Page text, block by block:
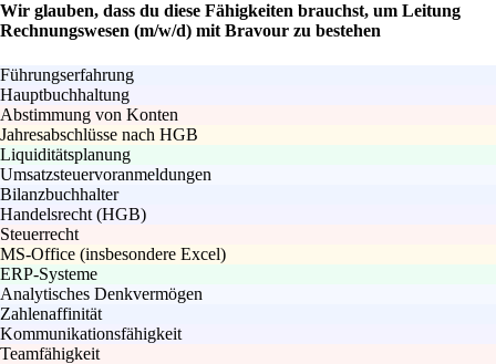
Wir glauben, dass du diese Fähigkeiten brauchst, um Leitung
Rechnungswesen (m/w/d) mit Bravour zu bestehen
Führungserfahrung
Hauptbuchhaltung
Abstimmung von Konten
Jahresabschlüsse nach HGB
Liquiditätsplanung
Umsatzsteuervoranmeldungen
Bilanzbuchhalter
Handelsrecht (HGB)
Steuerrecht
MS-Office (insbesondere Excel)
ERP-Systeme
Analytisches Denkvermögen
Zahlenaffinität
Kommunikationsfähigkeit
Teamfähigkeit